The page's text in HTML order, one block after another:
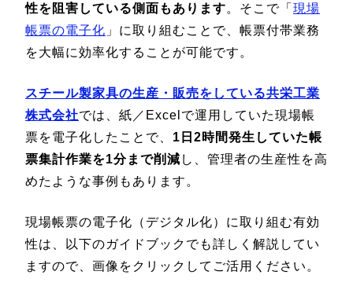
性を阻害している側面もあります。そこで「 現場
帳票の電子化 」に取り組むことで、帳票付帯業務
を大幅に効率化することが可能です。
スチール製家具の生産・販売をしている共栄工業
株式会社では、紙／Excelで運用していた現場帳
票を電子化したことで、 1日2時間発生していた帳
票集計作業を1分まで削減 し、管理者の生産性を高
めたような事例もあります。
現場帳票の電子化（デジタル化）に取り組む有効
性は、以下のガイドブックでも詳しく解説してい
ますので、画像をクリックしてご活用ください。